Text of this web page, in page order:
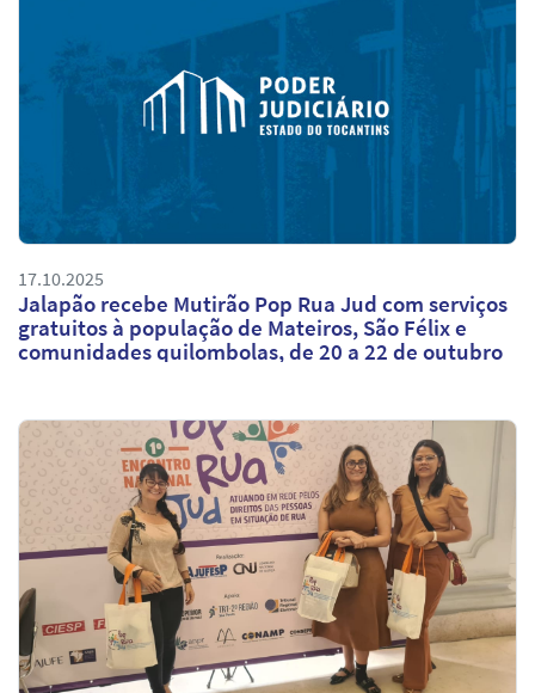
17.10.2025
Jalapão recebe Mutirão Pop Rua Jud com serviços
gratuitos à população de Mateiros, São Félix e
comunidades quilombolas, de 20 a 22 de outubro